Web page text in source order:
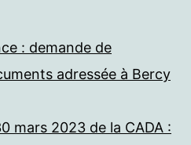
: demande de
adressée à Bercy
mars 2023 de la CADA :